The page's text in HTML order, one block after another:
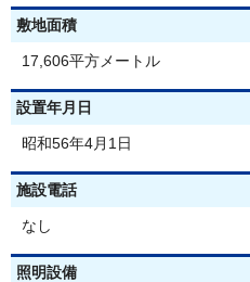
敷地面積
17,606平方メートル
設置年月日
昭和56年4月1日
施設電話
なし
照明設備